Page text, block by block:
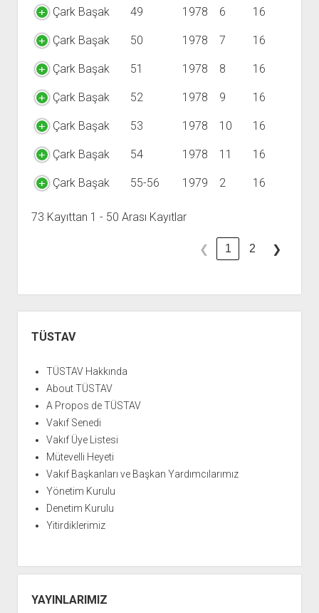
Çark Başak 49 1978 6 16
Çark Başak 50 1978 7 16
Çark Başak 51 1978 8 16
Çark Başak 52 1978 9 16
Çark Başak 53 1978 10 16
Çark Başak 54 1978 11 16
Çark Başak 55-56 1979 2 16
73 Kayıttan 1 - 50 Arası Kayıtlar
❮ 1 2 ❯
Menü
TÜSTAV
TÜSTAV Hakkında
About TÜSTAV
A Propos de TÜSTAV
Vakıf Senedi
Vakıf Üye Listesi
Mütevelli Heyeti
Vakıf Başkanları ve Başkan Yardımcılarımız
Yönetim Kurulu
Denetim Kurulu
Yitirdiklerimiz
YAYINLARIMIZ